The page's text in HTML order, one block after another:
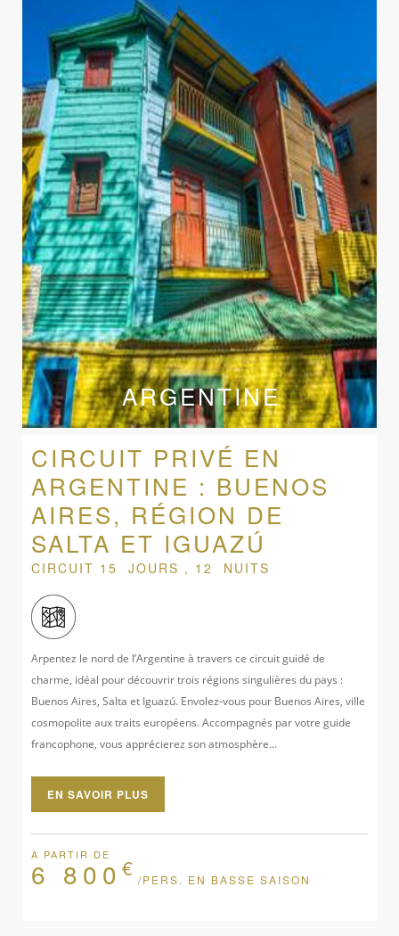
ARGENTINE
CIRCUIT PRIVÉ EN
ARGENTINE : BUENOS
AIRES, RÉGION DE
SALTA ET IGUAZÚ
CIRCUIT 15 JOURS , 12 NUITS
Arpentez le nord de l’Argentine à travers ce circuit guidé de
charme, idéal pour découvrir trois régions singulières du pays :
Buenos Aires, Salta et Iguazú. Envolez-vous pour Buenos Aires, ville
cosmopolite aux traits européens. Accompagnés par votre guide
francophone, vous apprécierez son atmosphère...
EN SAVOIR PLUS
À PARTIR DE
6 800 € /PERS. EN BASSE SAISON